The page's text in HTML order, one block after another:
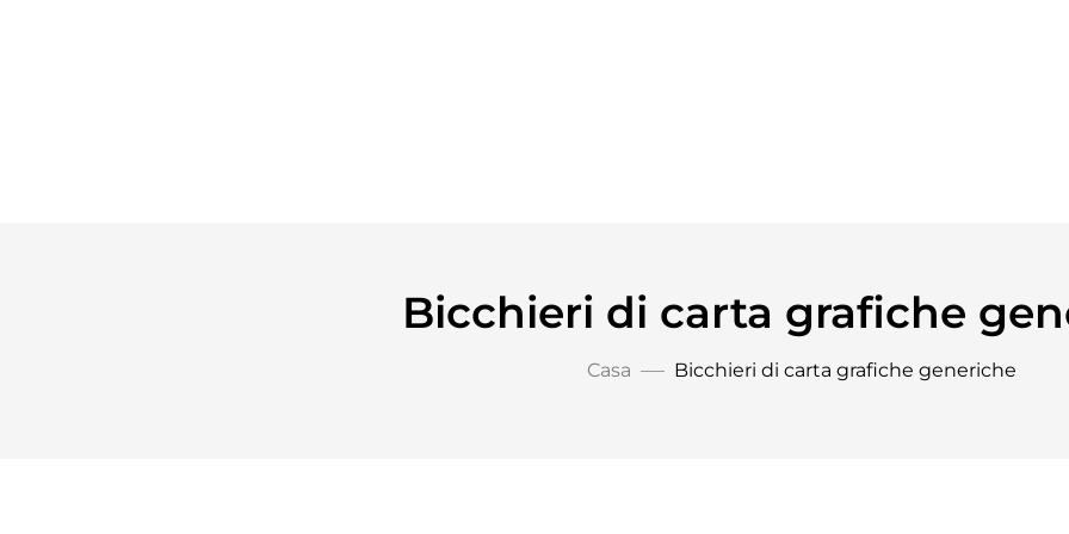
Bicchieri di carta grafiche
Casa Bicchieri di carta grafiche generiche